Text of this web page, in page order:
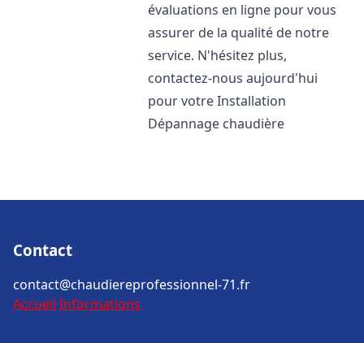
évaluations en ligne pour vous
assurer de la qualité de notre
service. N'hésitez plus,
contactez-nous aujourd'hui
pour votre Installation
Dépannage chaudière
Contact
contact@chaudiereprofessionnel-71.fr
Accueil Informations